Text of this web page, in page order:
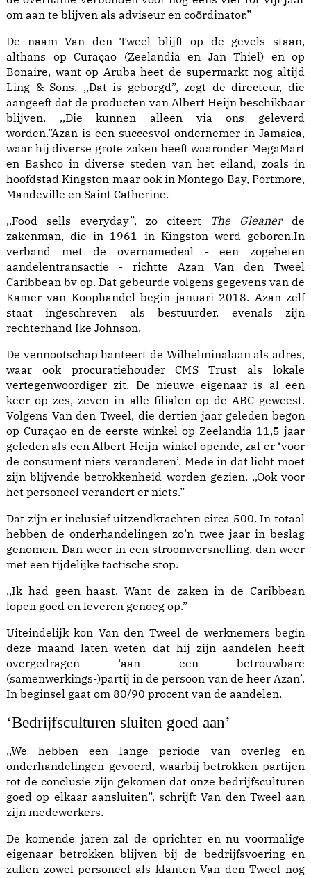
om aan te blijven als adviseur en coördinator.”
De naam Van den Tweel blijft op de gevels staan,
althans op Curaçao (Zeelandia en Jan Thiel) en op
Bonaire, want op Aruba heet de supermarkt nog altijd
Ling & Sons. ,,Dat is geborgd”, zegt de directeur, die
aangeeft dat de producten van Albert Heijn beschikbaar
blijven. ,,Die kunnen alleen via ons geleverd
worden.”Azan is een succesvol ondernemer in Jamaica,
waar hij diverse grote zaken heeft waaronder MegaMart
en Bashco in diverse steden van het eiland, zoals in
hoofdstad Kingston maar ook in Montego Bay, Portmore,
Mandeville en Saint Catherine.
,,Food sells everyday”, zo citeert The Gleanerde
zakenman, die in 1961 in Kingston werd geboren.In
verband met de overnamedeal - een zogeheten
aandelentransactie - richtte Azan Van den Tweel
Caribbean bv op. Dat gebeurde volgens gegevens van de
Kamer van Koophandel begin januari 2018. Azan zelf
staat ingeschreven als bestuurder, evenals zijn
rechterhand Ike Johnson.
De vennootschap hanteert de Wilhelminalaan als adres,
waar ook procuratiehouder CMS Trust als lokale
vertegenwoordiger zit. De nieuwe eigenaar is al een
keer op zes, zeven in alle filialen op de ABC geweest.
Volgens Van den Tweel, die dertien jaar geleden begon
op Curaçao en de eerste winkel op Zeelandia 11,5 jaar
geleden als een Albert Heijn-winkel opende, zal er ‘voor
de consument niets veranderen’. Mede in dat licht moet
zijn blijvende betrokkenheid worden gezien. ,,Ook voor
het personeel verandert er niets.”
Dat zijn er inclusief uitzendkrachten circa 500. In totaal
hebben de onderhandelingen zo’n twee jaar in beslag
genomen. Dan weer in een stroomversnelling, dan weer
met een tijdelijke tactische stop.
,,Ik had geen haast. Want de zaken in de Caribbean
lopen goed en leveren genoeg op.”
Uiteindelijk kon Van den Tweel de werknemers begin
deze maand laten weten dat hij zijn aandelen heeft
overgedragen ‘aan een betrouwbare
(samenwerkings-)partij in de persoon van de heer Azan’.
In beginsel gaat om 80/90 procent van de aandelen.
‘Bedrijfsculturen sluiten goed aan’
,,We hebben een lange periode van overleg en
onderhandelingen gevoerd, waarbij betrokken partijen
tot de conclusie zijn gekomen dat onze bedrijfsculturen
goed op elkaar aansluiten”, schrijft Van den Tweel aan
zijn medewerkers.
De komende jaren zal de oprichter en nu voormalige
eigenaar betrokken blijven bij de bedrijfsvoering en
zullen zowel personeel als klanten Van den Tweel nog